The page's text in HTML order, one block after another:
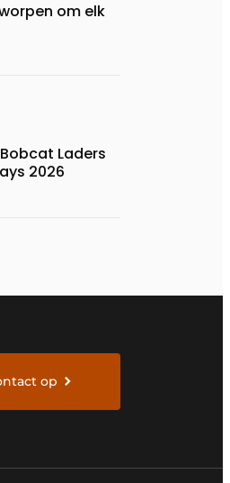
om elk
Laders
2026
op